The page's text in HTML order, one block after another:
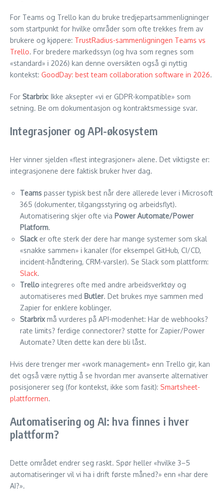
For Teams og Trello kan du bruke tredjepartsammenligninger
som startpunkt for hvilke områder som ofte trekkes frem av
brukere og kjøpere: TrustRadius-sammenligningen Teams vs
Trello. For bredere markedssyn (og hva som regnes som
«standard» i 2026) kan denne oversikten også gi nyttig
kontekst: GoodDay: best team collaboration software in 2026.
For Starbrix: Ikke aksepter «vi er GDPR-kompatible» som
setning. Be om dokumentasjon og kontraktsmessige svar.
Integrasjoner og API-økosystem
Her vinner sjelden «flest integrasjoner» alene. Det viktigste er:
integrasjonene dere faktisk bruker hver dag.
Teams passer typisk best når dere allerede lever i Microsoft
365 (dokumenter, tilgangsstyring og arbeidsflyt).
Automatisering skjer ofte via Power Automate/Power
Platform.
Slacker ofte sterk der dere har mange systemer som skal
«snakke sammen» i kanaler (for eksempel GitHub, CI/CD,
incident-håndtering, CRM-varsler). Se Slack som plattform:
Slack.
Trello integreres ofte med andre arbeidsverktøy og
automatiseres med Butler. Det brukes mye sammen med
Zapier for enklere koblinger.
Starbrixmå vurderes på API-modenhet: Har de webhooks?
rate limits? ferdige connectorer? støtte for Zapier/Power
Automate? Uten dette kan dere bli låst.
Hvis dere trenger mer «work management» enn Trello gir, kan
det også være nyttig å se hvordan mer avanserte alternativer
posisjonerer seg (for kontekst, ikke som fasit): Smartsheet-
plattformen.
Automatisering og AI: hva finnes i hver
plattform?
Dette området endrer seg raskt. Spør heller «hvilke 3–5
automatiseringer vil vi ha i drift første måned?» enn «har dere
AI?».